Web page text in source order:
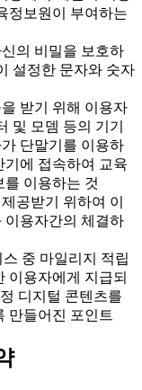
정보원이 부여하는
의 비밀을 보호하
설정한 문자와 숫자
받기 위해 이용자
및 모뎀 등의 기기
단말기를 이용하
기에 접속하여 교육
이용하는 것
공받기 위하여 이
이용자간의 체결하
중 마일리지 적립
이용자에게 지급되
디지털 콘텐츠를
만들어진 포인트